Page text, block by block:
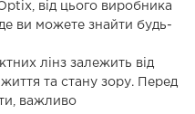
від цього виробника
ви можете знайти будь-
лінз залежить від
та стану зору. Перед
важливо